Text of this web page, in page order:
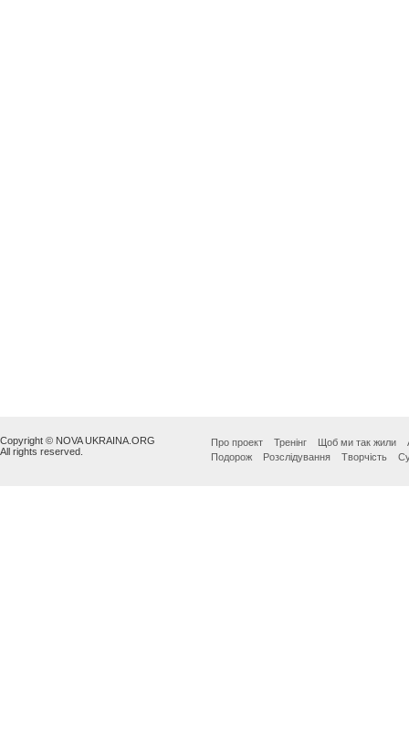
Copyright © NOVA UKRAINA.ORG
All rights reserved.
Про проект Тренінг Щоб ми так жили
Подорож
Розслідування Творчість